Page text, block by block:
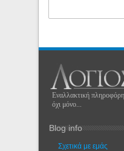
Εναλλακτική
όχι μόνο...
Blog info
Σχετικά με εμάς